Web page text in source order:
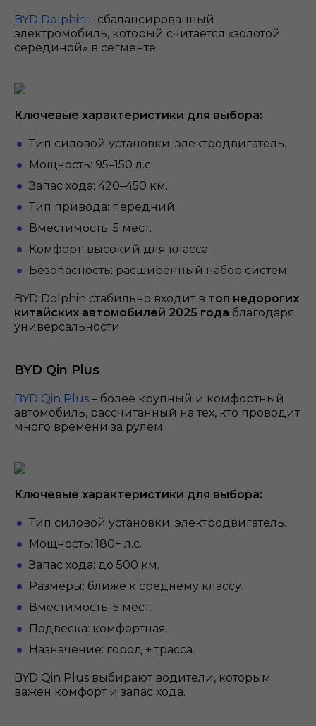
BYD Dolphin – сбалансированный
электромобиль, который считается «золотой
серединой» в сегменте.
Ключевые характеристики для выбора:
Тип силовой установки: электродвигатель.
Мощность: 95–150 л.с.
Запас хода: 420–450 км.
Тип привода: передний.
Вместимость: 5 мест.
Комфорт: высокий для класса.
Безопасность: расширенный набор систем.
BYD Dolphin стабильно входит в топ недорогих
китайских автомобилей 2025 года благодаря
универсальности.
BYD Qin Plus
BYD Qin Plus – более крупный и комфортный
автомобиль, рассчитанный на тех, кто проводит
много времени за рулем.
Ключевые характеристики для выбора:
Тип силовой установки: электродвигатель.
Мощность: 180+ л.с.
Запас хода: до 500 км.
Размеры: ближе к среднему классу.
Вместимость: 5 мест.
Подвеска: комфортная.
Назначение: город + трасса.
BYD Qin Plus выбирают водители, которым
важен комфорт и запас хода.